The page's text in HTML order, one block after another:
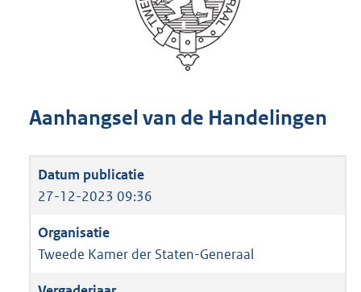
Aanhangsel van de Handelingen
27-12-2023 09:36
Tweede Kamer der Staten-Generaal